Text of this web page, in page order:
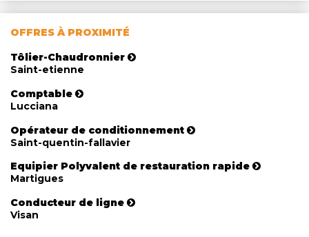
OFFRES À PROXIMITÉ
Tôlier-Chaudronnier
Saint-etienne
Comptable
Lucciana
Opérateur de conditionnement
Saint-quentin-fallavier
Equipier Polyvalent de restauration rapide
Martigues
Conducteur de ligne
Visan